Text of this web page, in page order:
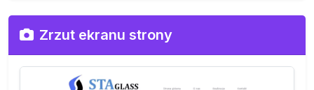
Zrzut ekranu strony